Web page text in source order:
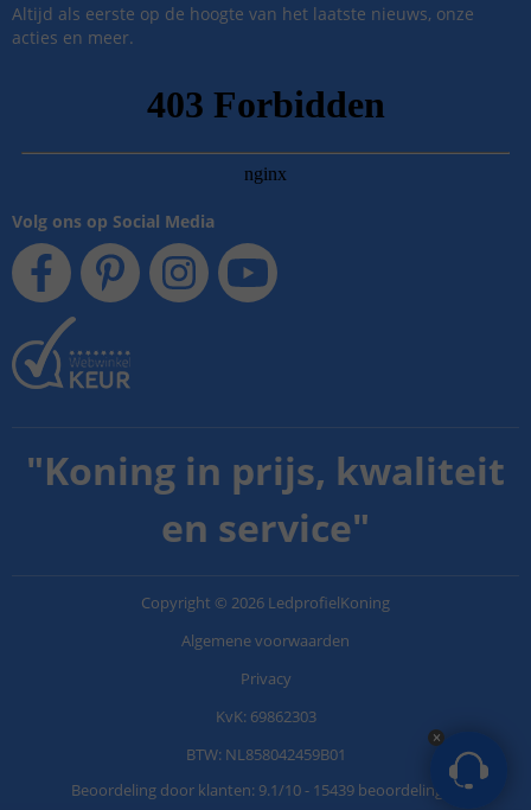
Altijd als eerste op de hoogte van het laatste nieuws, onze
acties en meer.
Volg ons op Social Media
"Koning in prijs, kwaliteit
en service"
Copyright © 2026 LedprofielKoning
Algemene voorwaarden
Privacy
KvK: 69862303
BTW: NL858042459B01
Beoordeling door klanten: 9.1/10- 15439 beoordelingen